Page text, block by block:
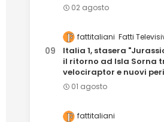
02 agosto
fattitaliani Fatti
Italia 1, stasera
il ritorno ad Isla Sorna
velociraptor e nuovi
01 agosto
fattitaliani